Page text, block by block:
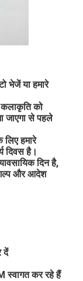
भेजें या हमारे
कलाकृति को
जाएगा से पहले
लिए हमारे
दिवस है।
दिन है,
और आदेश
दें
स्वागत कर रहे हैं